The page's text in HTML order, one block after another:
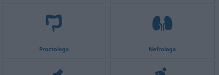
Proctologo Nefrologo